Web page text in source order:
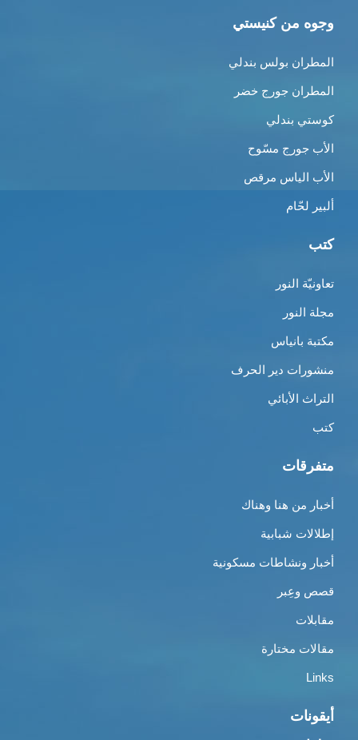
وجوه من كنيستي
المطران بولس بندلي
المطران جورج خضر
كوستي بندلي
الأب جورج مسّوح
الأب الياس مرقص
ألبير لحّام
كتب
تعاونيّة النور
مجلة النور
مكتبة بانياس
منشورات دير الحرف
التراث الأبائي
كتب
متفرقات
أخبار من هنا وهناك
إطلالات شبابية
أخبار ونشاطات مسكونية
قصص وعِبر
مقابلات
مقالات مختارة
Links
أيقونات